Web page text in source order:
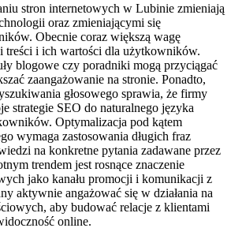
stron internetowych w Lubinie zmieniają
oraz zmieniającymi się
Obecnie coraz większą wagę
treści i ich wartości dla użytkowników.
blogowe czy poradniki mogą przyciągać
zaangażowanie na stronie. Ponadto,
głosowego sprawia, że firmy
strategie SEO do naturalnego języka
Optymalizacja pod kątem
wymaga zastosowania długich fraz
na konkretne pytania zadawane przez
trendem jest rosnące znaczenie
jako kanału promocji i komunikacji z
aktywnie angażować się w działania na
aby budować relacje z klientami
online.